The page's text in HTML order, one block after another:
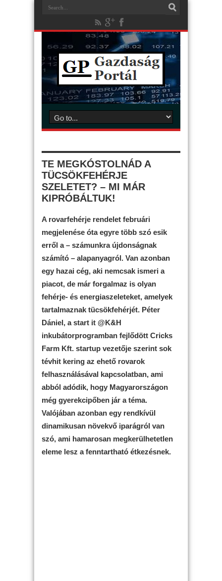
TE MEGKÓSTOLNÁD A
TÜCSÖKFEHÉRJE
SZELETET? – MI MÁR
KIPRÓBÁLTUK!
A rovarfehérje rendelet februári
megjelenése óta egyre több szó esik
erről a – számunkra újdonságnak
számító – alapanyagról. Van azonban
egy hazai cég, aki nemcsak ismeri a
piacot, de már forgalmaz is olyan
fehérje- és energiaszeleteket, amelyek
tartalmaznak tücsökfehérjét. Péter
Dániel, a start it @K&H
inkubátorprogramban fejlődött Cricks
Farm Kft. startup vezetője szerint sok
tévhit kering az ehető rovarok
felhasználásával kapcsolatban, ami
abból adódik, hogy Magyarországon
még gyerekcipőben jár a téma.
Valójában azonban egy rendkívül
dinamikusan növekvő iparágról van
szó, ami hamarosan megkerülhetetlen
eleme lesz a fenntartható étkezésnek.